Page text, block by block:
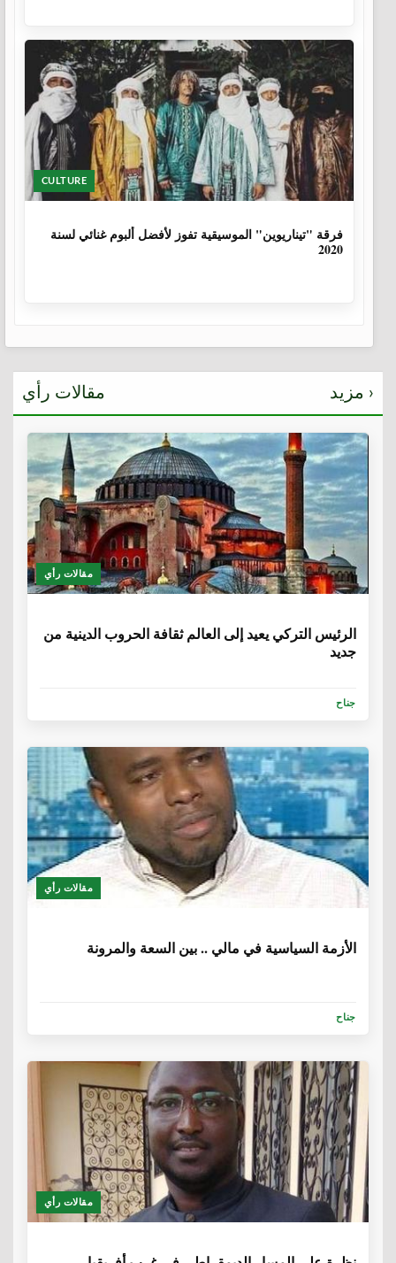
CULTURE
فرقة "تيناريوين" الموسيقية تفوز لأفضل ألبوم غنائي لسنة
2020
مقالات رأي مزيد ›
مقالات رأي
الرئيس التركي يعيد إلى العالم ثقافة الحروب الدينية من
جديد
جناح
مقالات رأي
الأزمة السياسية في مالي .. بين السعة والمرونة
جناح
مقالات رأي